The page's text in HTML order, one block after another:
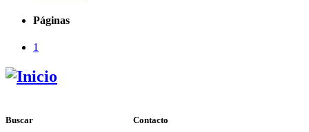
Páginas
1
Buscar Contacto